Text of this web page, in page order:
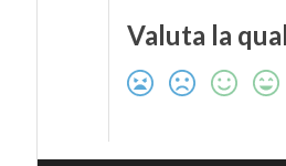
Valuta la